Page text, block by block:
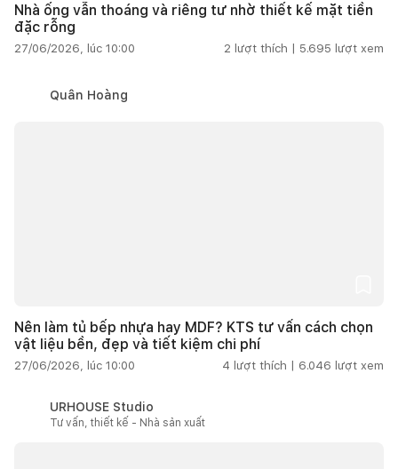
Nhà ống vẫn thoáng và riêng tư nhờ thiết kế mặt tiền
đặc rỗng
27/06/2026, lúc 10:00 2 lượt thích | 5.695 lượt xem
Quân Hoàng
Nên làm tủ bếp nhựa hay MDF? KTS tư vấn cách chọn
vật liệu bền, đẹp và tiết kiệm chi phí
27/06/2026, lúc 10:00 4 lượt thích | 6.046 lượt xem
URHOUSE Studio
Tư vấn, thiết kế - Nhà sản xuất